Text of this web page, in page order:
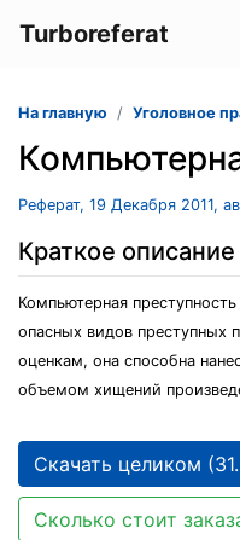
Turboreferat
На главную Уголовное
Реферат, 19 Декабря 2011,
Краткое описание
Компьютерная
опасных видов преступных
оценкам, она способна
объемом хищений
Скачать целиком
Сколько стоит